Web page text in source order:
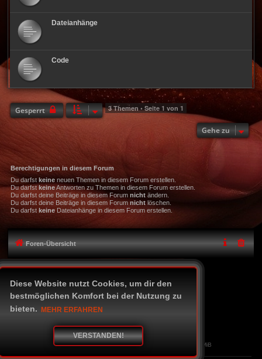
Diese Website nutzt Cookies, um dir den
bestmöglichen Komfort bei der Nutzung zu
bieten. MEHR ERFAHREN
VERSTANDEN!
Dateianhänge
Code
Gesperrt 3 Themen • Seite 1 von 1
Gehe zu
Berechtigungen in diesem Forum
Du darfst keineneuen Themen in diesem Forum erstellen.
Du darfstkeineAntworten zu Themen in diesem Forum erstellen.
Du darfst deine Beiträge in diesem Forum nichtändern.
Du darfst deine Beiträge in diesem Forumnichtlöschen.
Du darfst keineDateianhänge in diesem Forum erstellen.
Foren-Übersicht
Alle Zeiten sindUTC+02:00
® Forum Software © phpBB Limited
Deutsche Übersetzung durch
Datenschutz|Nutzungsbedingungen
Time: 0.088s|Queries: 17| Peak Memory Usage: 2.02 MiB